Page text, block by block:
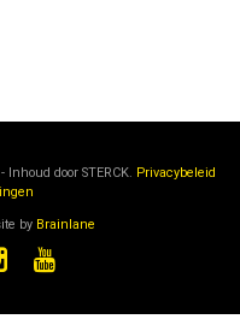
Inhoud door STERCK. Privacybeleid
by Brainlane